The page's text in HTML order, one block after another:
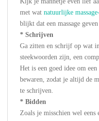
met wat natuurlijke
blijkt dat een massage
* Schrijven
Ga zitten en schrijf op wat
steekwoorden zijn, een
Het is een goed idee om
bewaren, zodat je altijd de
te schrijven.
* Bidden
Zoals je misschien wel eens